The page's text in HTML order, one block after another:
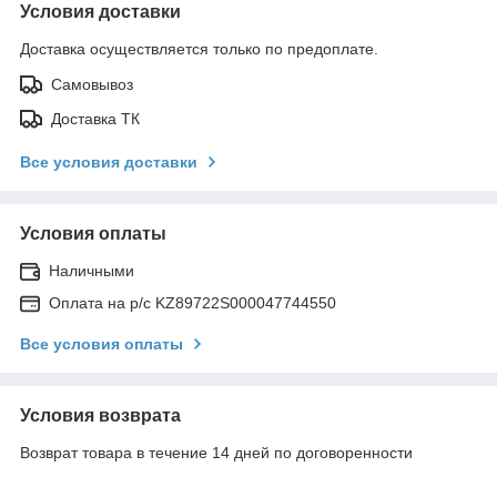
Условия доставки
Доставка осуществляется только по предоплате.
Самовывоз
Доставка ТК
Все условия доставки
Условия оплаты
Наличными
Оплата на р/с KZ89722S000047744550
Все условия оплаты
Условия возврата
Возврат товара в течение 14 дней по договоренности